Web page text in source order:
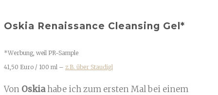
Oskia Renaissance Cleansing Gel*
*Werbung, weil PR-Sample
41,50 Euro / 100 ml – z.B. über Staudigl
Von Oskiahabe ich zum ersten Mal bei einem